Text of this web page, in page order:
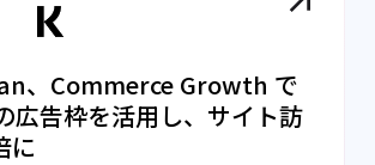
、Commerce Growth で
広告枠を活用し、サイト訪
に